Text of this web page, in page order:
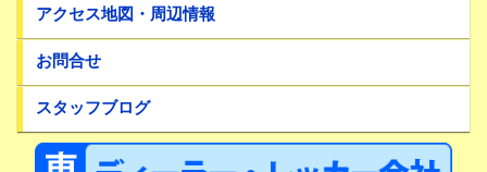
アクセス地図・周辺情報
お問合せ
スタッフブログ